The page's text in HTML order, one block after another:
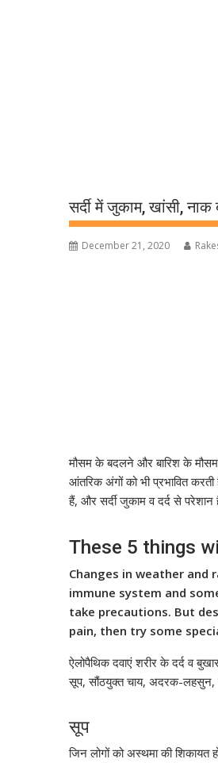
सर्दी में जुकाम, खांसी,
December 21, 2020
मौसम के बदलने और बारिश के मौसम
आंतरिक अंगों को भी प्रभावित
हैं, और सर्दी जुकाम व दर्द से
These 5 things
Changes in weather and
immune system and
take precautions. But
pain, then try some
ऐलोपैथिक दवाएं शरीर के दर्द व
सूप, सौंठयुक्त चाय, अदरक-लहसुन,
सूप
जिन लोगों को अस्थमा की शिकायत